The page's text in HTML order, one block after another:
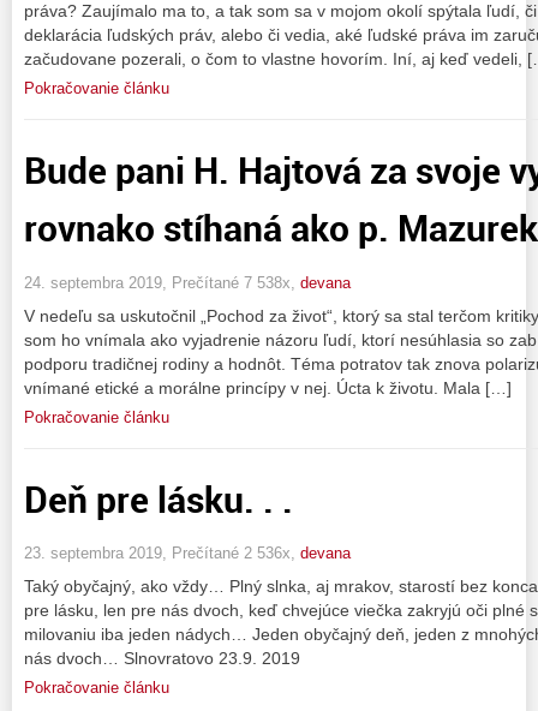
práva? Zaujímalo ma to, a tak som sa v mojom okolí spýtala ľudí,
deklarácia ľudských práv, alebo či vedia, aké ľudské práva im
začudovane pozerali, o čom to vlastne hovorím. Iní, aj keď vedeli,
Pokračovanie článku
Bude pani H. Hajtová za svoje
rovnako stíhaná ako p.
24. septembra 2019, Prečítané 7 538x, devana
V nedeľu sa uskutočnil „Pochod za život“, ktorý sa stal terčom
som ho vnímala ako vyjadrenie názoru ľudí, ktorí nesúhlasia so
podporu tradičnej rodiny a hodnôt. Téma potratov tak znova
vnímané etické a morálne princípy v nej. Úcta k životu. Mala […]
Pokračovanie článku
Deň pre lásku. . .
23. septembra 2019, Prečítané 2 536x, devana
Taký obyčajný, ako vždy… Plný slnka, aj mrakov, starostí bez
pre lásku, len pre nás dvoch, keď chvejúce viečka zakryjú oči plné
milovaniu iba jeden nádych… Jeden obyčajný deň, jeden z
nás dvoch… Slnovratovo 23.9. 2019
Pokračovanie článku